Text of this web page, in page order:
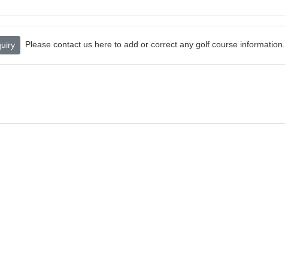
Please contact us here to add or correct any golf course information.